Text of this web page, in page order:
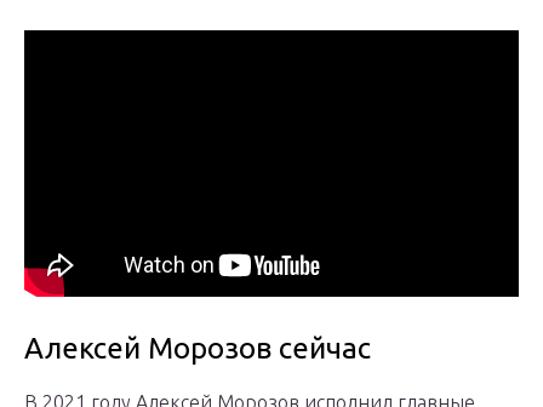
Алексей Морозов сейчас
В 2021 году Алексей Морозов исполнил главные